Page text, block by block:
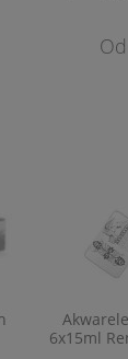
6x15ml